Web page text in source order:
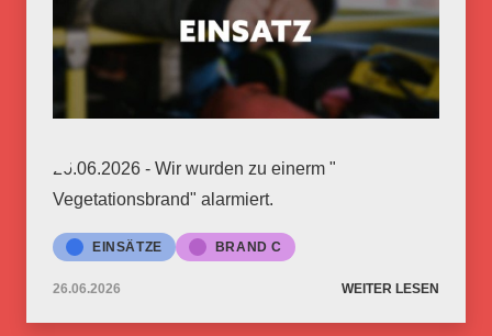
26.06.2026 - Wir wurden zu einerm "
Vegetationsbrand" alarmiert.
EINSÄTZE BRAND C
26.06.2026 WEITER LESEN